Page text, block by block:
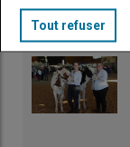
Tout refuser